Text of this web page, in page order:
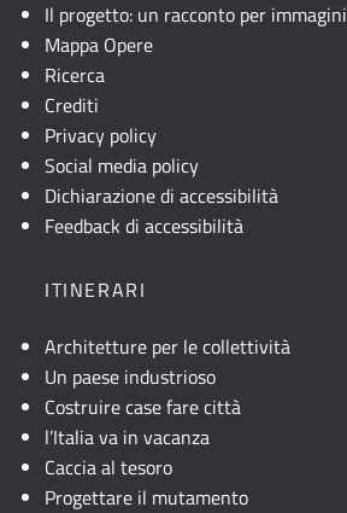
Il progetto: un racconto per immagini
Mappa Opere
Ricerca
Crediti
Privacy policy
Social media policy
Dichiarazione di accessibilità
Feedback di accessibilità
ITINERARI
Architetture per le collettività
Un paese industrioso
Costruire case fare città
l’Italia va in vacanza
Caccia al tesoro
Progettare il mutamento